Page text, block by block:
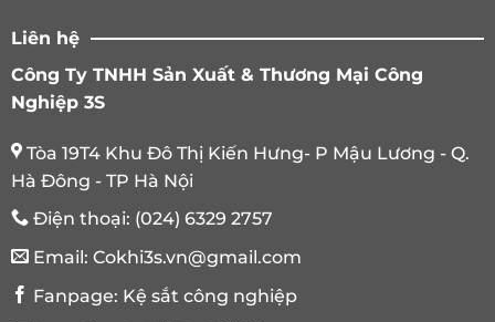
Liên hệ
Công Ty TNHH Sản Xuất & Thương Mại Công
Nghiệp 3S
Tòa 19T4 Khu Đô Thị Kiến Hưng- P Mậu Lương - Q.
Hà Đông - TP Hà Nội
Điện thoại: (024) 6329 2757
Email: Cokhi3s.vn@gmail.com
Fanpage: Kệ sắt công nghiệp